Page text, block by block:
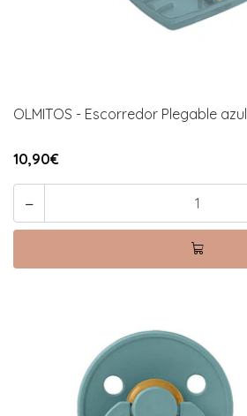
OLMITOS - Escorredor Plegable azul
10,90€
-